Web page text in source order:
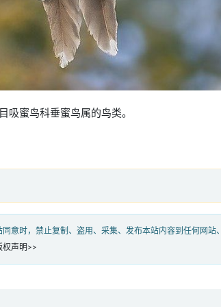
吸蜜鸟科垂蜜鸟属的鸟类。
意时，禁止复制、盗用、采集、发布本站内容到任何网站
权声明>>